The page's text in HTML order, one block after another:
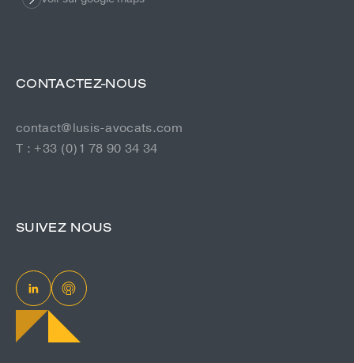
SUIVEZ NOUS
CONTACTEZ-NOUS
contact@lusis-avocats.com
T : +33 (0)1 78 90 34 34